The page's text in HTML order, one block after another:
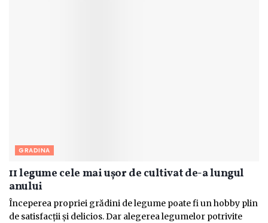
GRADINA
11 legume cele mai ușor de cultivat de-a lungul
anului
Începerea propriei grădini de legume poate fi un hobby plin
de satisfacții și delicios. Dar alegerea legumelor potrivite